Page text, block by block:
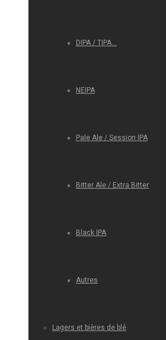
DIPA / TIPA…
NEIPA
Pale Ale / Session IPA
Bitter Ale / Extra Bitter
Black IPA
Autres
Lagers et bières de blé